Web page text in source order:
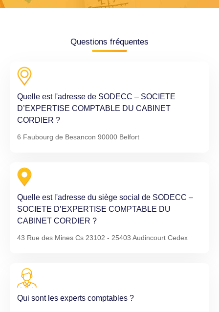
Questions fréquentes
Quelle est l'adresse de SODECC – SOCIETE
D’EXPERTISE COMPTABLE DU CABINET
CORDIER ?
6 Faubourg de Besancon 90000 Belfort
Quelle est l'adresse du siège social de SODECC –
SOCIETE D’EXPERTISE COMPTABLE DU
CABINET CORDIER ?
43 Rue des Mines Cs 23102 - 25403 Audincourt Cedex
Qui sont les experts comptables ?